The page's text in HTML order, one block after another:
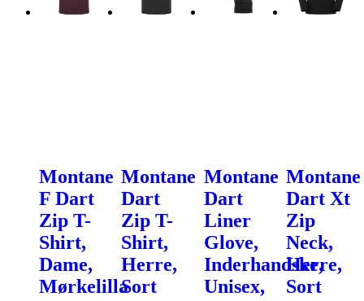
Montane
F Dart
Zip T-
Shirt,
Dame,
Mørkelilla
Montane
Dart
Zip T-
Shirt,
Herre,
Sort
Montane
Dart
Liner
Glove,
Inderhandske,
Unisex,
Montane
Dart Xt
Zip
Neck,
Herre,
Sort